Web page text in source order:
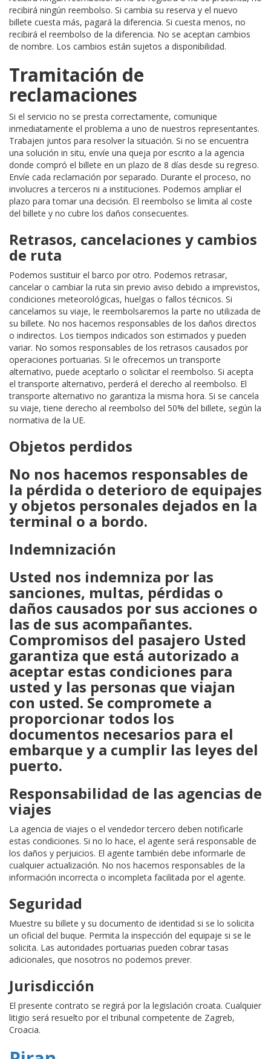
recibirá ningún reembolso. Si cambia su reserva y el nuevo
billete cuesta más, pagará la diferencia. Si cuesta menos, no
recibirá el reembolso de la diferencia. No se aceptan cambios
de nombre. Los cambios están sujetos a disponibilidad.
Tramitación de
reclamaciones
Si el servicio no se presta correctamente, comunique
inmediatamente el problema a uno de nuestros representantes.
Trabajen juntos para resolver la situación. Si no se encuentra
una solución in situ, envíe una queja por escrito a la agencia
donde compró el billete en un plazo de 8 días desde su regreso.
Envíe cada reclamación por separado. Durante el proceso, no
involucres a terceros ni a instituciones. Podemos ampliar el
plazo para tomar una decisión. El reembolso se limita al coste
del billete y no cubre los daños consecuentes.
Retrasos, cancelaciones y cambios
de ruta
Podemos sustituir el barco por otro. Podemos retrasar,
cancelar o cambiar la ruta sin previo aviso debido a imprevistos,
condiciones meteorológicas, huelgas o fallos técnicos. Si
cancelamos su viaje, le reembolsaremos la parte no utilizada de
su billete. No nos hacemos responsables de los daños directos
o indirectos. Los tiempos indicados son estimados y pueden
variar. No somos responsables de los retrasos causados por
operaciones portuarias. Si le ofrecemos un transporte
alternativo, puede aceptarlo o solicitar el reembolso. Si acepta
el transporte alternativo, perderá el derecho al reembolso. El
transporte alternativo no garantiza la misma hora. Si se cancela
su viaje, tiene derecho al reembolso del 50% del billete, según la
normativa de la UE.
Objetos perdidos
No nos hacemos responsables de
la pérdida o deterioro de equipajes
y objetos personales dejados en la
terminal o a bordo.
Indemnización
Usted nos indemniza por las
sanciones, multas, pérdidas o
daños causados por sus acciones o
las de sus acompañantes.
Compromisos del pasajero Usted
garantiza que está autorizado a
aceptar estas condiciones para
usted y las personas que viajan
con usted. Se compromete a
proporcionar todos los
documentos necesarios para el
embarque y a cumplir las leyes del
puerto.
Responsabilidad de las agencias de
viajes
La agencia de viajes o el vendedor tercero deben notificarle
estas condiciones. Si no lo hace, el agente será responsable de
los daños y perjuicios. El agente también debe informarle de
cualquier actualización. No nos hacemos responsables de la
información incorrecta o incompleta facilitada por el agente.
Seguridad
Muestre su billete y su documento de identidad si se lo solicita
un oficial del buque. Permita la inspección del equipaje si se le
solicita. Las autoridades portuarias pueden cobrar tasas
adicionales, que nosotros no podemos prever.
Jurisdicción
El presente contrato se regirá por la legislación croata. Cualquier
litigio será resuelto por el tribunal competente de Zagreb,
Croacia.